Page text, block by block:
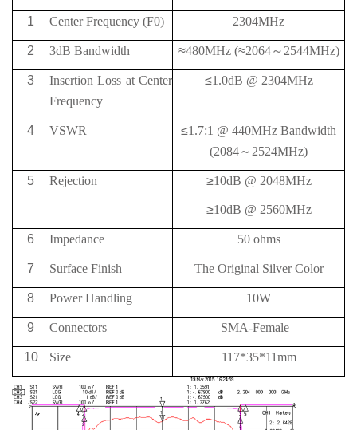
1 Center Frequency (F0) 2304MHz
2 3dB Bandwidth ≈480MHz (≈2064～ 2544MHz)
3
Insertion Loss at Center
Frequency
≤1.0dB @ 2304MHz
4 VSWR ≤1.7:1 @ 440MHz Bandwidth
(2084～ 2524MHz)
5 Rejection ≥10dB @ 2048MHz
≥10dB @ 2560MHz
6 Impedance 50 ohms
7 Surface Finish The Original Silver Color
8 Power Handling 10W
9 Connectors SMA-Female
10 Size 117*35*11mm